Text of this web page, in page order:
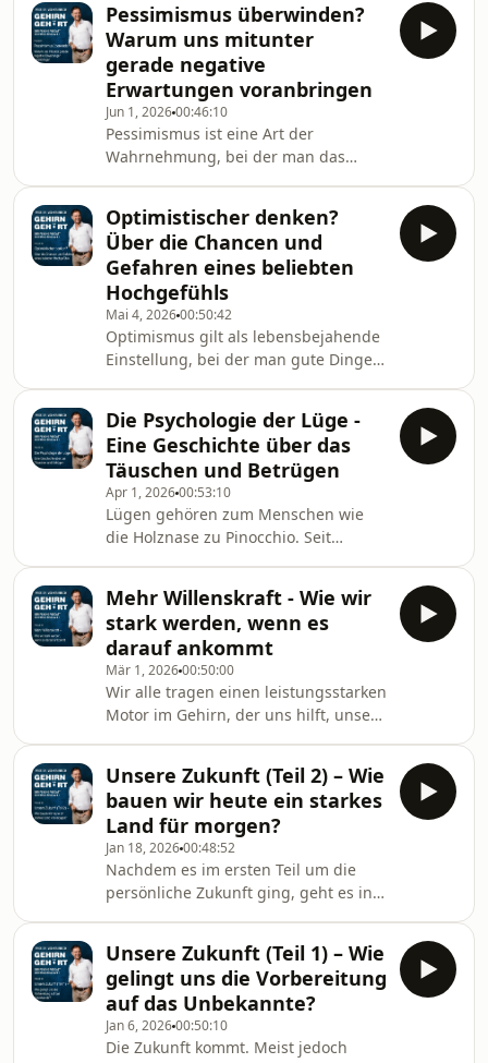
Lebensmodells. Kaum etwas bleibt
davon verschont, sei es die beste
Ernährung, renditestärkste Anlage
oder der preiswerteste Stromtarif. In
einer multioptionalen Gesellschaft
verkommt gefühlt alles zum
Reflexionsgegenstand. Die
grenzenlose Vielfalt, aber auch die
Angst, etwas zu ve
Pessimismus überwinden?
Warum uns mitunter
gerade negative
Erwartungen voranbringen
Jun 1, 202600:46:10
Pessimismus ist eine Art der
Wahrnehmung, bei der man das
nicht nur unbeliebt, er gilt
gesellschaftlich auch als Verhalten,
der wichtige und dringend nötige
Entwicklungen aufhält. Und dennoch
ist das wissenschaftlich alles nicht so
ganz eindeutig. Es existieren viele
Halbwahrheiten über das
Schwarzsehen, die wir heute einmal
Optimistischer denken?
Über die Chancen und
Gefahren eines beliebten
Hochgefühls
Mai 4, 202600:50:42
Optimismus gilt als lebensbejahende
Einstellung, bei der man gute Dinge
Möglichkeiten sieht, entschlossen
handeln zu können. Ein leichter
Optimismus treibt uns auf eine gute
Weise an. Er macht
handlungsbereiter,
gesundheitsbewusster, und sogar
attraktiver beim online-Dating. Zu viel
davon taucht das Leben jedoch
schnell in rosaroten
Die Psychologie der Lüge -
Eine Geschichte über das
Täuschen und Betrügen
Apr 1, 202600:53:10
Lügen gehören zum Menschen wie
die Holznase zu Pinocchio. Seit
davon. Gleich den allerersten
(christlichen) Sündenfall mit
anschließender Verbannung aus dem
Garten Eden verdanken wir einer
Lüge und ihrer erfolglosen
Vertuschung. Und dennoch ist die
Unwahrheit im sozialen Miteinander
nicht die Regel, sondern die
Ausnahme. Die me
Mehr Willenskraft - Wie wir
stark werden, wenn es
darauf ankommt
Mär 1, 202600:50:00
Wir alle tragen einen leistungsstarken
Motor im Gehirn, der uns hilft, unsere
Fähigkeit beschreiben, die eigenen
Gedanken, Gefühle und sein Handeln
so zu regulieren, dass man seine
Ziele konsequent und ausdauernd
verfolgt, und das gegen
Versuchungen, Ablenkungen oder
andere Widerstände. Sie ist ein
geistiger Kraftakt, der immer dort
Unsere Zukunft (Teil 2) – Wie
bauen wir heute ein starkes
Land für morgen?
Jan 18, 202600:48:52
Nachdem es im ersten Teil um die
persönliche Zukunft ging, geht es in
auf uns zu? Die kaum noch aufrecht
zu erhaltende Umlagen-finanzierte
Rente, das überteuerte
Gesundheitssystem, schlecht
ausgestattete und unterfinanzierte
Unsere Zukunft (Teil 1) – Wie
gelingt uns die Vorbereitung
auf das Unbekannte?
Jan 6, 202600:50:10
Die Zukunft kommt. Meist jedoch